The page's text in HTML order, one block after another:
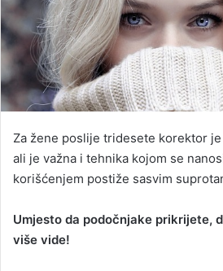
Za žene poslije tridesete korektor
ali je važna i tehnika kojom se
korišćenjem postiže sasvim
Umjesto da podočnjake prikrijete,
više vide!